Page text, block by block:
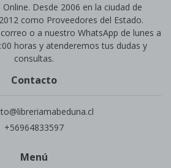
Desde 2006 en la ciudad de
como Proveedores del Estado.
o a nuestro WhatsApp de lunes a
horas y atenderemos tus dudas y
consultas.
Contacto
+56964833597
Menú